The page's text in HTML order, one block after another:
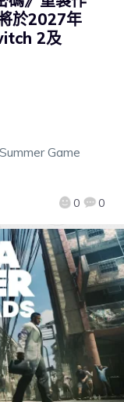
於2027年
2及
0 0
Summer Game